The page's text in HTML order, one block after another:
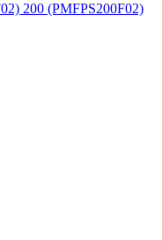
200 (PMFPS200F02)